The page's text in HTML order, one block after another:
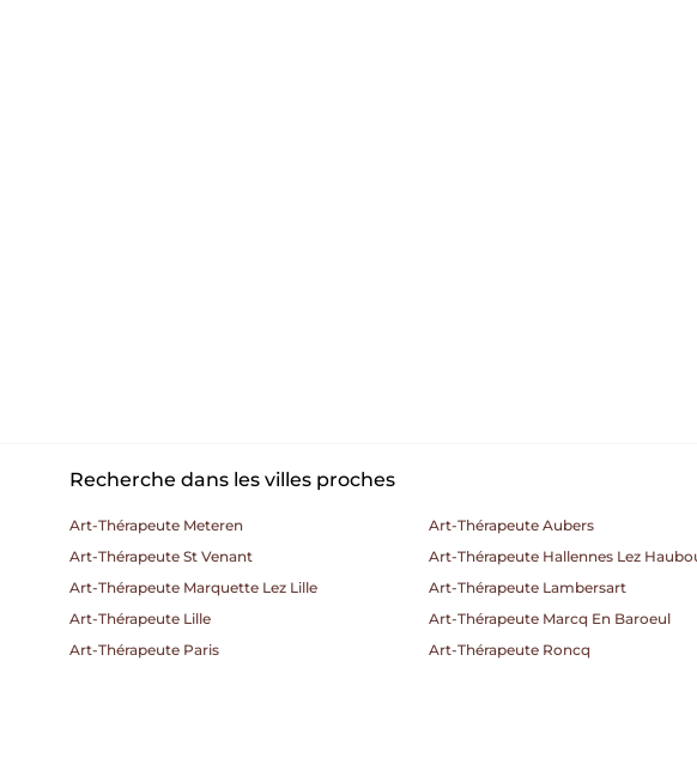
Recherche dans les villes proches
Art-Thérapeute Meteren
Art-Thérapeute Aubers
Art-Thérapeute St Venant
Art-Thérapeute Hallennes Lez
Art-Thérapeute Marquette Lez Lille
Art-Thérapeute Lambersart
Art-Thérapeute Lille
Art-Thérapeute Marcq En Baroeul
Art-Thérapeute Paris
Art-Thérapeute Roncq